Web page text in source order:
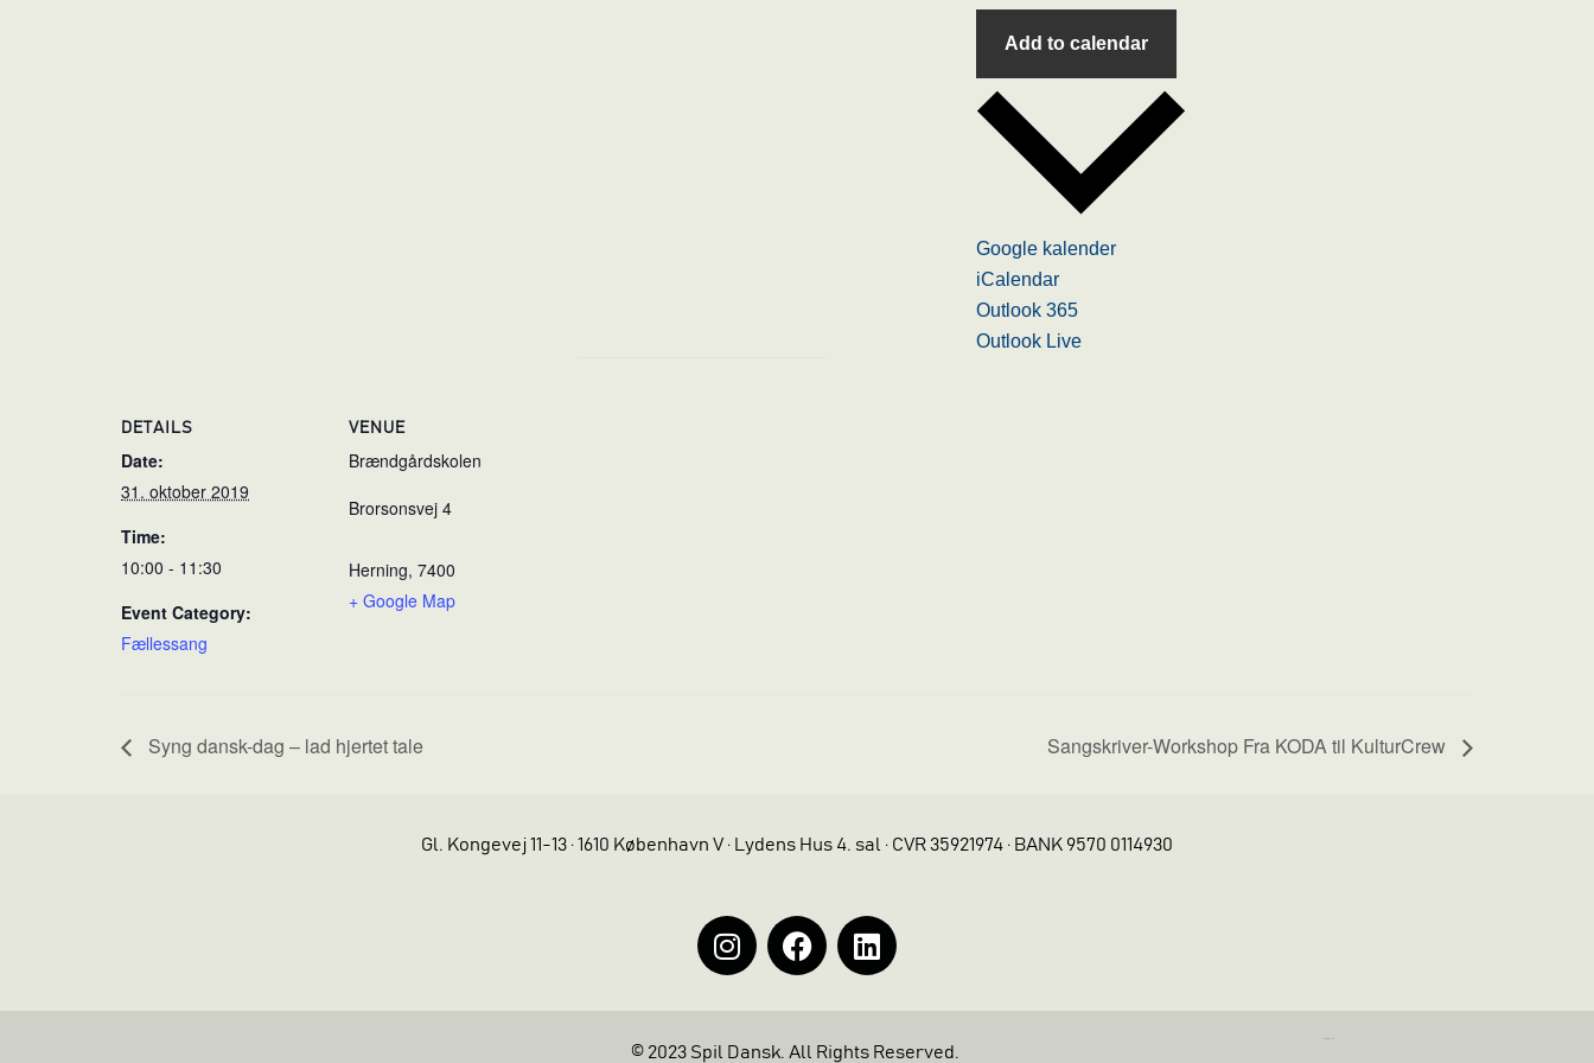
Add to calendar
Google kalender
iCalendar
Outlook 365
Outlook Live
DETAILS
Date:
31. oktober 2019
Time:
10:00 - 11:30
Event Category:
Fællessang
VENUE
Brændgårdskolen
Brorsonsvej 4
Herning, 7400
+ Google Map
Syng dansk-dag – lad hjertet tale Sangskriver-Workshop Fra KODA til KulturCrew
Gl. Kongevej 11-13 · 1610 København V · Lydens Hus 4. sal · CVR 35921974 · BANK 9570 0114930
© 2023 Spil Dansk. All Rights Reserved.